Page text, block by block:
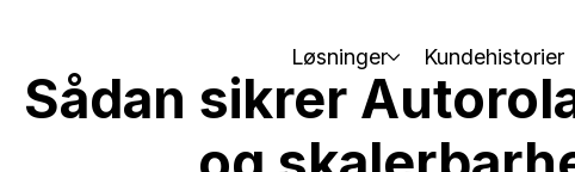
Løsninger Kundehistorier
Sådan sikrer